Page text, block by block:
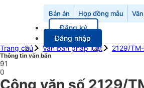
Bản án Hợp đồng mẫu
Đăng ký
Đăng nhập
Trang chủ
Văn bản pháp luật 2129/
Thông tin văn bản
91
0
Công văn số 2129/